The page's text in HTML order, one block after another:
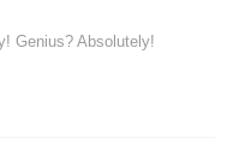
Genius? Absolutely!